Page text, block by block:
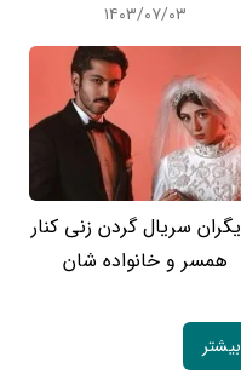
۱۴۰۳/۰۷/۰۳
سریال گردن زنی کنار
همسر و خانواده شان